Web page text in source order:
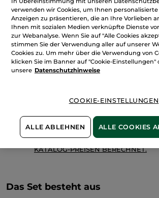
Plump
IN DEN
Freie Versandkosten ab 20€
Lieferung zwischen dem 11/08 und
100 % zufrieden oder Geld zurück
Preisangaben inkl. MwSt. und zzgl.
Höhe von 3,99 €.
ES GELTEN UNSERE AGBS. UNSERE
KATALOG-PREISEN BERECHNET.
Das Set besteht aus
verwenden wir Cookies, um Ihnen
Anzeigen zu präsentieren, die an Ihre Vorlieben
Ihnen mit sozialen Medien verknüpfte Dienste
zur Webanalyse. Wenn Sie auf "Alle Cookies
stimmen Sie der Verwendung aller auf unserer
Cookies zu. Um mehr über die Verwendung von
klicken Sie im Banner auf "Cookie-Einstellungen"
unsere Datenschutzhinweise
COOKIE-EINSTELLUNGEN
ALLE ABLEHNEN ALLE COOKIES